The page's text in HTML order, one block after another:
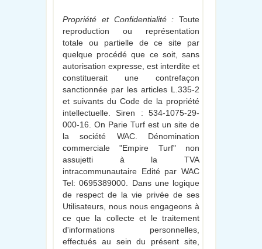
Propriété et Confidentialité : Toute
reproduction ou représentation
totale ou partielle de ce site par
quelque procédé que ce soit, sans
autorisation expresse, est interdite et
constituerait une contrefaçon
sanctionnée par les articles L.335-2
et suivants du Code de la propriété
intellectuelle. Siren : 534-1075-29-
000-16. On Parie Turf est un site de
la société WAC. Dénomination
commerciale "Empire Turf" non
assujetti à la TVA
intracommunautaire Edité par WAC
Tel: 0695389000. Dans une logique
de respect de la vie privée de ses
Utilisateurs, nous nous engageons à
ce que la collecte et le traitement
d'informations personnelles,
effectués au sein du présent site,